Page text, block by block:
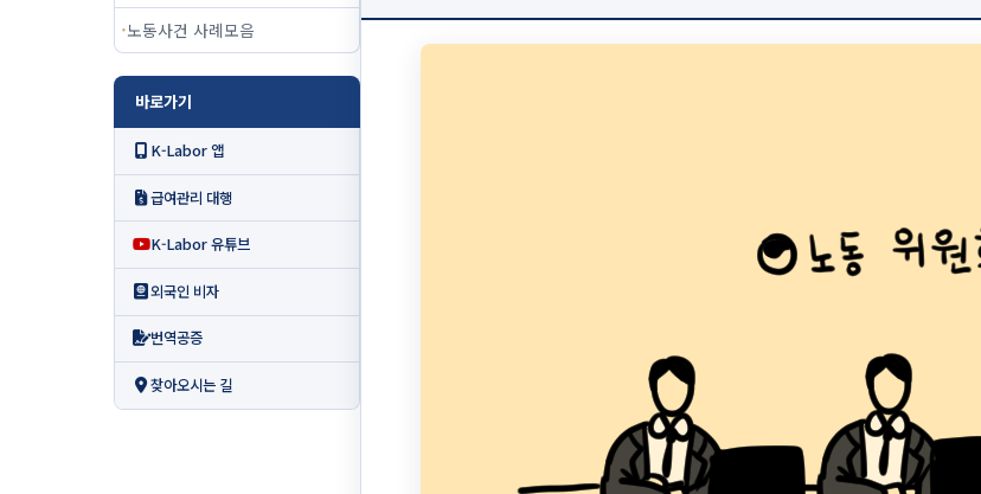
노동사건 사례모음
바로가기
K-Labor 앱
급여관리 대행
K-Labor 유튜브
외국인 비자
번역공증
찾아오시는 길